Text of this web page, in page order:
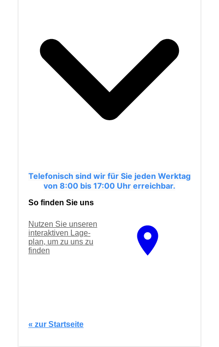
Telefonisch sind wir für Sie jeden Werktag
von 8:00 bis 17:00 Uhr erreichbar.
So finden Sie uns
Nutzen Sie unseren
interaktiven La­ge­
plan, um zu uns zu
finden
« zur Startseite